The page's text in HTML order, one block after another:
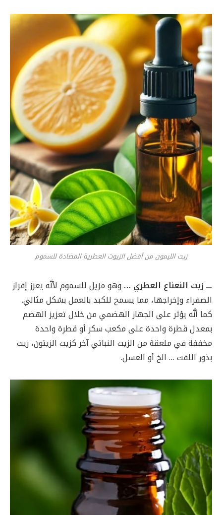
زيت الليمون من أفضل الزيوت العطرية المضادة للسموم
ـــ زيت النعناع العطري … وهو مزيل للسموم لأنَّه يعزز إفراز
الصفراء وإخراجها، مما يسمح للكبد بالعمل بشكل مثالي.
كما أنَّه يؤثر على الجهاز الهضمي من خلال تعزيز الهضم
بمعدل قطرة واحدة على مكعب سكر أو قطرة واحدة
مخففة في ملعقة من الزيت النباتي آخر كزيت الزيتون، زيت
بذور اللفت … الخ أو العسل.